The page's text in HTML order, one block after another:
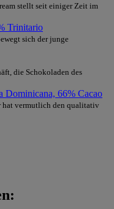
stellt seit einiger Zeit im
Trinitario
sich der junge
die Schokoladen des
Dominicana, 66% Cacao
hat vermutlich den qualitativ